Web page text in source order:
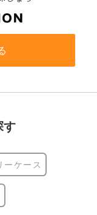
す
ーケース